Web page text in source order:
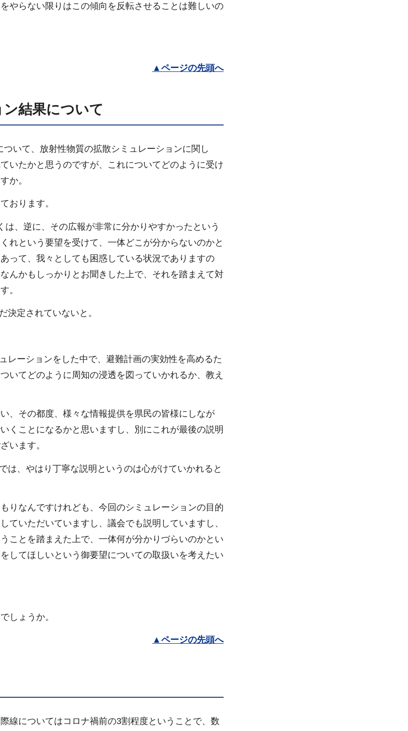
やらない限りはこの傾向を反転させることは難しいの
▲ ページの先頭へ
結果について
いて、放射性物質の拡散シミュレーションに関し
いたかと思うのですが、これについてどのように受け
か。
おります。
、逆に、その広報が非常に分かりやすかったという
れという要望を受けて、一体どこが分からないのかと
って、我々としても困惑している状況でありますの
んかもしっかりとお聞きした上で、それを踏まえて対
。
決定されていないと。
レーションをした中で、避難計画の実効性を高めるた
いてどのように周知の浸透を図っていかれるか、教え
、その都度、様々な情報提供を県民の皆様にしなが
くことになるかと思いますし、別にこれが最後の説明
います。
は、やはり丁寧な説明というのは心がけていかれると
りなんですけれども、今回のシミュレーションの目的
ていただいていますし、議会でも説明していますし、
ことを踏まえた上で、一体何が分かりづらいのかとい
してほしいという御要望についての取扱いを考えたい
しょうか。
▲ ページの先頭へ
線についてはコロナ禍前の3割程度ということで、数